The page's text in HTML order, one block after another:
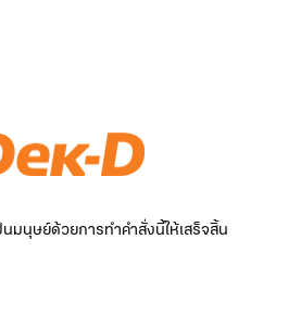
มนุษย์ด้วยการทำคำสั่งนี้ให้เสร็จสิ้น